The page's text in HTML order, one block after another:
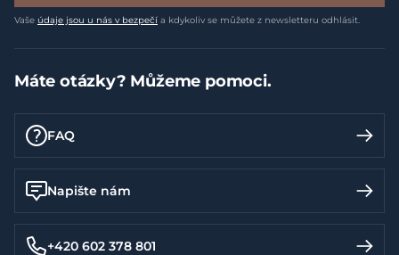
Vaše údaje jsou u nás v bezpečí a kdykoliv se můžete z newsletteru odhlásit.
Máte otázky? Můžeme pomoci.
FAQ
Napište nám
+420 602 378 801